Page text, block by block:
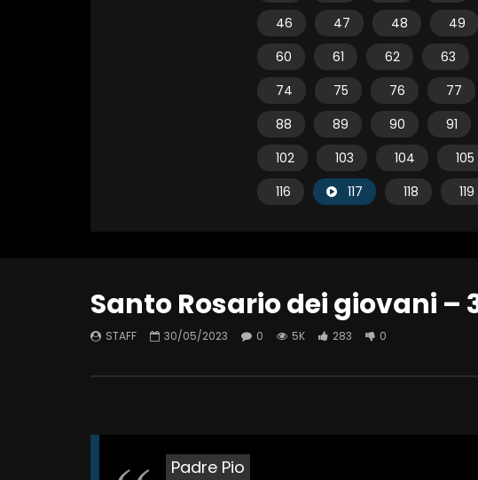
46
47 48 49
60
61 62 63
74
75 76 77
88
89 90 91
102
103 104 105
116
117 118 119
Santo Rosario dei giovani –
STAFF 30/05/2023 0 5K 283 0
Padre Pio